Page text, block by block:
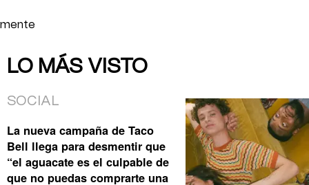
mente
LO MÁS VISTO
SOCIAL
La nueva campaña de Taco
Bell llega para desmentir que
“el aguacate es el culpable de
que no puedas comprarte una